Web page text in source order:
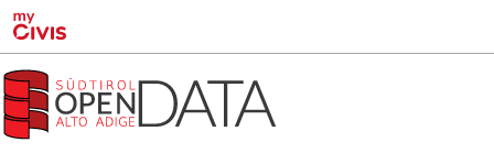
Skip to main content